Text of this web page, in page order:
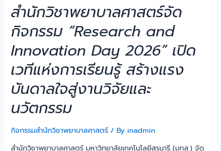
สำนักวิชาพยาบาลศาสตร์จัด
กิจกรรม “Research and
Innovation Day 2026” เปิด
เวทีแห่งการเรียนรู้ สร้างแรง
บันดาลใจสู่งานวิจัยและ
นวัตกรรม
กิจกรรมสำนักวิชาพยาบาลศาสตร์ / By inadmin
สำนักวิชาพยาบาลศาสตร์ มหาวิทยาลัยเทคโนโลยีสุรนารี (มทส.) จัด